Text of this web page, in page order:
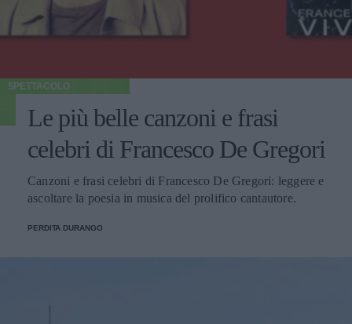
SPETTACOLO
Le più belle canzoni e frasi
celebri di Francesco De Gregori
Canzoni e frasi celebri di Francesco De Gregori: leggere e
ascoltare la poesia in musica del prolifico cantautore.
PERDITA DURANGO